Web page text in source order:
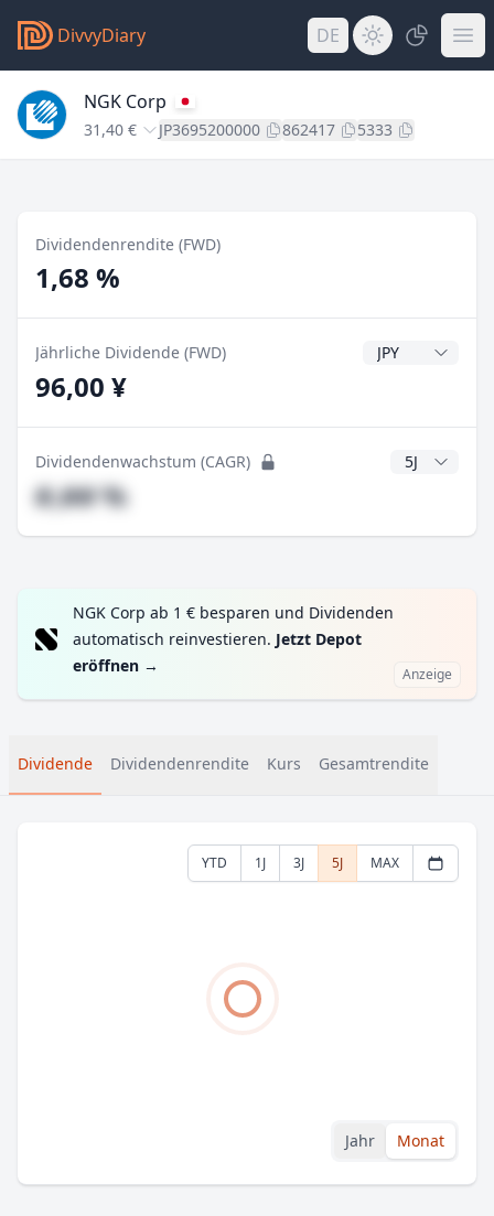
DivvyDiary DE
NGK Corp
31,40 € JP3695200000 862417 5333
Dividendenrendite (FWD)
1,68 %
Jährliche Dividende (FWD)
96,00 ¥
Dividendenwachstum (CAGR) CAGR Jahre
#,## %
NGK Corp ab 1 € besparen und Dividenden
automatisch reinvestieren. Jetzt Depot
eröffnen → Anzeige
Dividende Dividendenrendite Kurs Gesamtrendite
YTD 1J 3J 5J MAX
Jahr Monat